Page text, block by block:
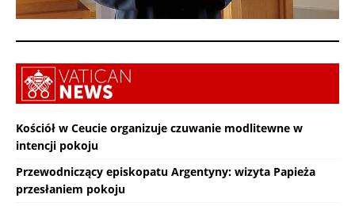
Kościół w Ceucie organizuje czuwanie modlitewne w
intencji pokoju
Przewodniczący episkopatu Argentyny: wizyta Papieża
przesłaniem pokoju